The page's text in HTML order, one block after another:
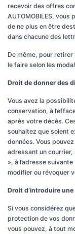
recevoir des offres
AUTOMOBILES,
de ne plus en être
dans chacune des
De même, pour
le faire selon les
Droit de donner des
Vous avez la
conservation, à
après votre décès.
souhaitez que soient
données. Vous
adressant un
», à l’adresse suivante
modifier ou révoquer
Droit d’introduire une
Si vous considérez
protection de vos
vous pouvez, à tout